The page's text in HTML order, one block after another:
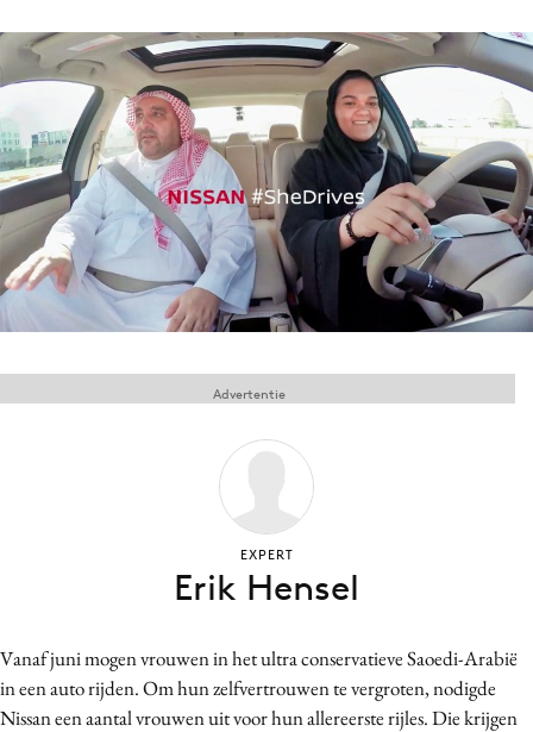
Menu
Home
9 sept: GenAI-training
12 nov: MarketingLive!
Adverteren
Events
Opleidingen
Vacatures
Carriere
Contentmarketing
Vanaf juni mogen vrouwen in het ultra conservatieve Saoedi-Arabië
in een auto rijden. Om hun zelfvertrouwen te vergroten, nodigde
Nissan een aantal vrouwen uit voor hun allereerste rijles. Die krijgen
Advertentie
EXPERT
Erik Hensel